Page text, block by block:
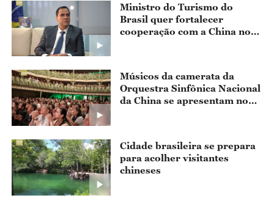
Ministro do Turismo do
Brasil quer fortalecer
cooperação com a China no
Músicos da camerata da
Orquestra Sinfônica Nacional
da China se apresentam no
Cidade brasileira se prepara
para acolher visitantes
chineses